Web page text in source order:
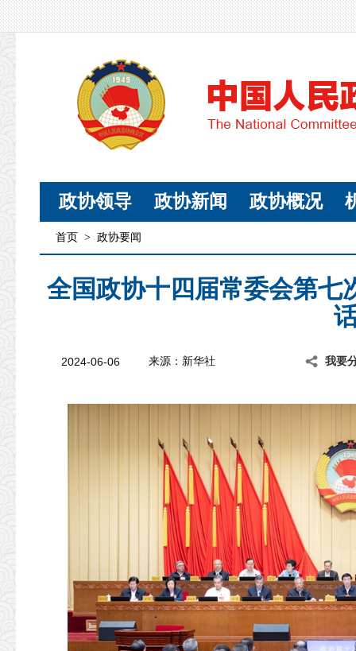
政协领导 政协新闻 政协概况
首页 > 政协要闻
全国政协十四届常委会第七
2024-06-06 来源：新华社 我要